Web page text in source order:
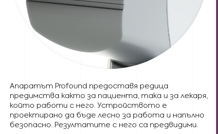
Апаратът Profound предоставя редица
предимства както за пациента, така и за лекаря,
който работи с него. Устройството е
проектирано да бъде лесно за работа и напълно
безопасно. Резултатите с него са предвидими.